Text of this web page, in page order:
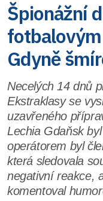
Špionážní
Gdyně
Necelých 14 dnů
Ekstraklasy se
uzavřeného
Lechia Gdaňsk
operátorem byl
která sledovala
negativní reakce,
komentoval